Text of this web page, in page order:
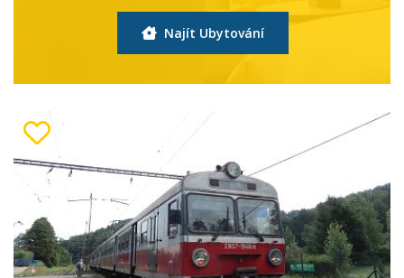
Najít Ubytování